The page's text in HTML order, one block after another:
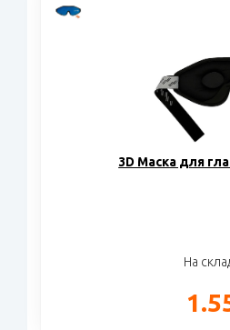
3D Маска для
На